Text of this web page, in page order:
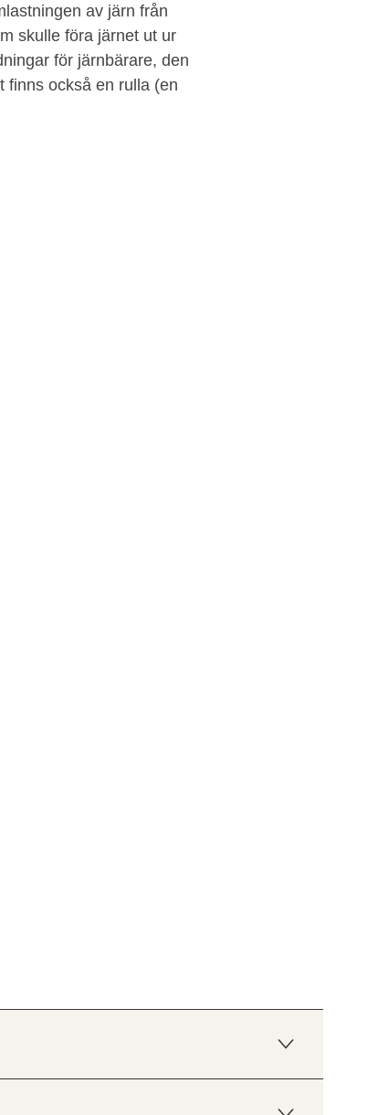
av järn från
skulle föra järnet ut ur
för järnbärare, den
finns också en rulla (en